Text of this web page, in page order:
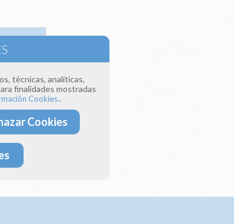
siguiente formulario:
técnicas, analíticas,
finalidades mostradas
Cookies..
Cookies